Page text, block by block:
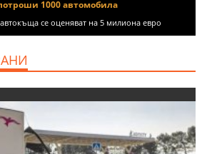
1000 автомобила
се оценяват на 5 милиона евро